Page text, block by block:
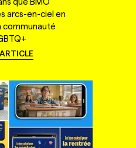
arcs-en-ciel en
communauté